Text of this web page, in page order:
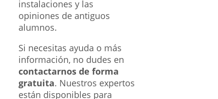
instalaciones y las
opiniones de antiguos
alumnos.
Si necesitas ayuda o más
información, no dudes en
contactarnos de forma
gratuita. Nuestros expertos
están disponibles para